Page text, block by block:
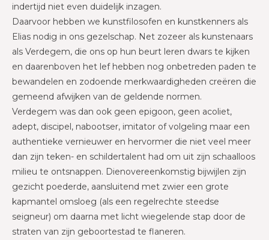
indertijd niet even duidelijk inzagen.
Daarvoor hebben we kunstfilosofen en kunstkenners als
Elias nodig in ons gezelschap. Net zozeer als kunstenaars
als Verdegem, die ons op hun beurt leren dwars te kijken
en daarenboven het lef hebben nog onbetreden paden te
bewandelen en zodoende merkwaardigheden creëren die
gemeend afwijken van de geldende normen.
Verdegem was dan ook geen epigoon, geen acoliet,
adept, discipel, nabootser, imitator of volgeling maar een
authentieke vernieuwer en hervormer die niet veel meer
dan zijn teken- en schildertalent had om uit zijn schaalloos
milieu te ontsnappen. Dienovereenkomstig bijwijlen zijn
gezicht poederde, aansluitend met zwier een grote
kapmantel omsloeg (als een regelrechte steedse
seigneur) om daarna met licht wiegelende stap door de
straten van zijn geboortestad te flaneren.